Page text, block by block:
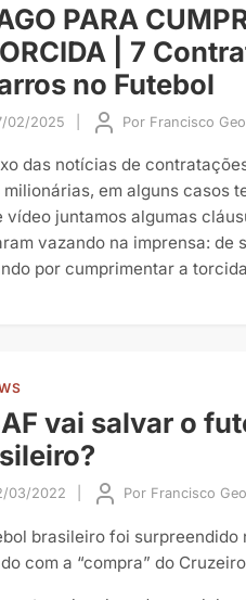
PARA
| 7
no Futebol
02/2025 Por Francisco
das notícias de
em alguns casos
vídeo juntamos algumas
vazando na imprensa: de
por cumprimentar a
vai salvar o
03/2022 Por Francisco
brasileiro foi surpreendido
com a “compra” do